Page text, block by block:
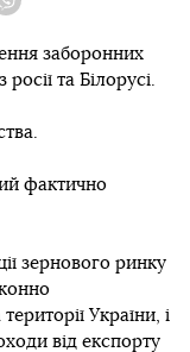
заборонних
та Білорусі.
фактично
зернового ринку
України, і
від експорту